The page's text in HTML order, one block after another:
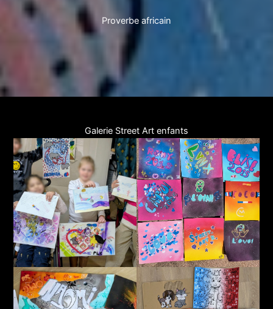
Proverbe africain
Galerie Street Art enfants